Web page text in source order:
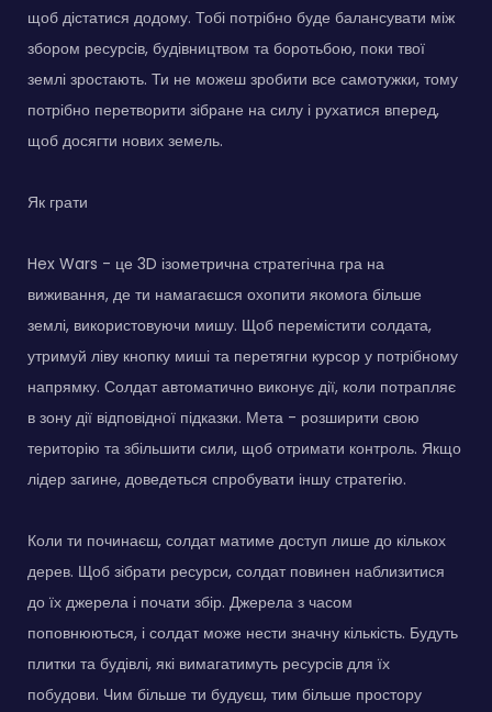
щоб дістатися додому. Тобі потрібно буде балансувати між
збором ресурсів, будівництвом та боротьбою, поки твої
землі зростають. Ти не можеш зробити все самотужки, тому
потрібно перетворити зібране на силу і рухатися вперед,
щоб досягти нових земель.
Як грати
Hex Wars - це 3D ізометрична стратегічна гра на
виживання, де ти намагаєшся охопити якомога більше
землі, використовуючи мишу. Щоб перемістити солдата,
утримуй ліву кнопку миші та перетягни курсор у потрібному
напрямку. Солдат автоматично виконує дії, коли потрапляє
в зону дії відповідної підказки. Мета - розширити свою
територію та збільшити сили, щоб отримати контроль. Якщо
лідер загине, доведеться спробувати іншу стратегію.
Коли ти починаєш, солдат матиме доступ лише до кількох
дерев. Щоб зібрати ресурси, солдат повинен наблизитися
до їх джерела і почати збір. Джерела з часом
поповнюються, і солдат може нести значну кількість. Будуть
плитки та будівлі, які вимагатимуть ресурсів для їх
побудови. Чим більше ти будуєш, тим більше простору